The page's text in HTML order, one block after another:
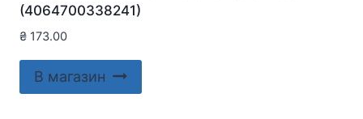
(4064700338241)
₴ 173.00
В магазин